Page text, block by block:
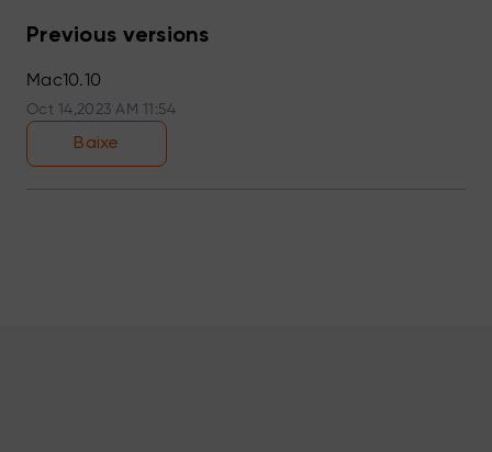
Previous versions
Mac10.10
Oct 14,2023 AM 11:54
Baixe